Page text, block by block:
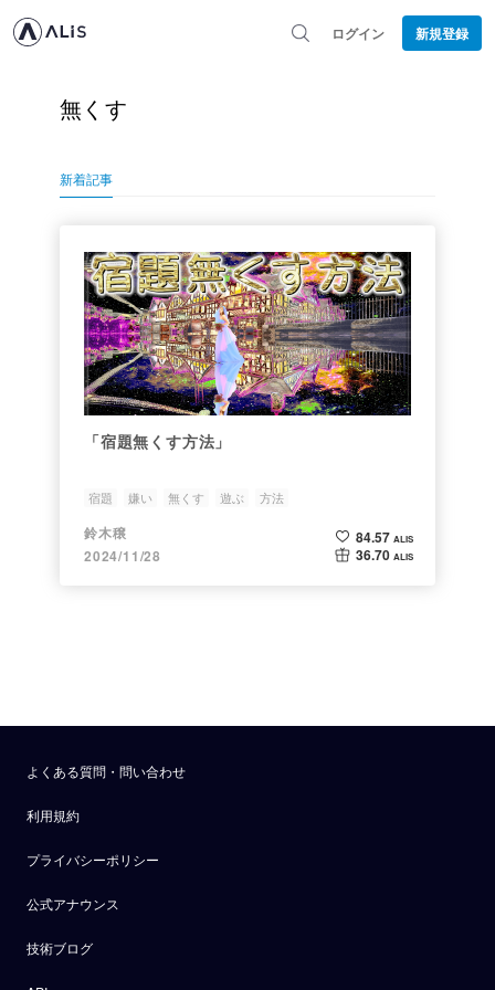
ログイン 新規登録
無くす
新着記事
「宿題無くす方法」
宿題 嫌い 無くす 遊ぶ 方法
鈴木穣
2024/11/28
84.57 ALIS
36.70 ALIS
よくある質問・問い合わせ
利用規約
プライバシーポリシー
公式アナウンス
技術ブログ